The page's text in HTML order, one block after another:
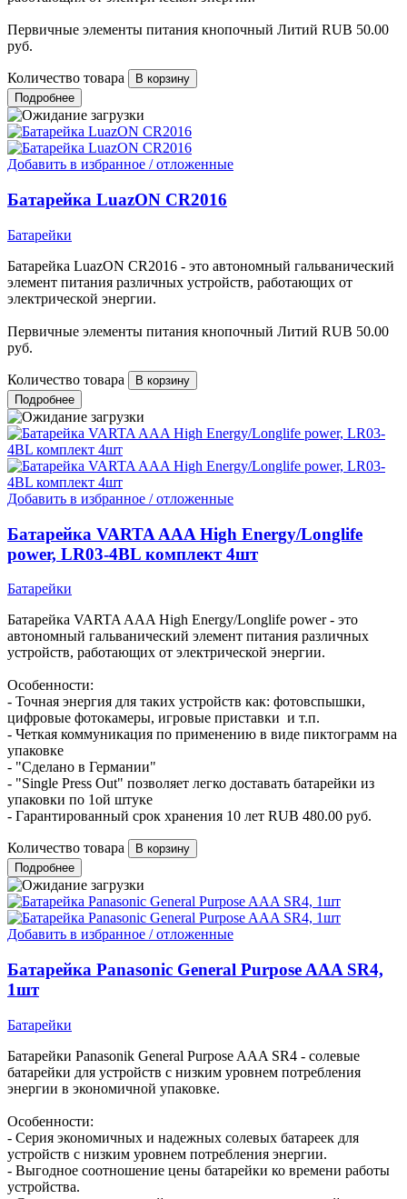
Первичные элементы питания кнопочный Литий RUB 50.00
руб.
Количество товара
Подробнее
Добавить в избранное / отложенные
Батарейка LuazON CR2016
Батарейки
Батарейка LuazON CR2016 - это автономный гальванический
элемент питания различных устройств, работающих от
электрической энергии.
Первичные элементы питания кнопочный Литий RUB 50.00
руб.
Количество товара
Подробнее
Добавить в избранное / отложенные
Батарейка VARTA AAA High Energy/Longlife
power, LR03-4BL комплект 4шт
Батарейки
Батарейка VARTA AAA High Energy/Longlife power - это
автономный гальванический элемент питания различных
устройств, работающих от электрической энергии.
Особенности:
- Точная энергия для таких устройств как: фотовспышки,
цифровые фотокамеры, игровые приставки и т.п.
- Четкая коммуникация по применению в виде пиктограмм на
упаковке
- "Сделано в Германии"
- "Single Press Out" позволяет легко доставать батарейки из
упаковки по 1ой штуке
- Гарантированный срок хранения 10 лет RUB 480.00 руб.
Количество товара
Подробнее
Добавить в избранное / отложенные
Батарейка Panasonic General Purpose AAA SR4,
1шт
Батарейки
Батарейки Panasonik General Purpose AAA SR4 - солевые
батарейки для устройств с низким уровнем потребления
энергии в экономичной упаковке.
Особенности:
- Серия экономичных и надежных солевых батареек для
устройств с низким уровнем потребления энергии.
- Выгодное соотношение цены батарейки ко времени работы
устройства.